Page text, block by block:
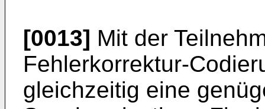
[0013] Mit der
Fehlerkorrektur-
gleichzeitig eine